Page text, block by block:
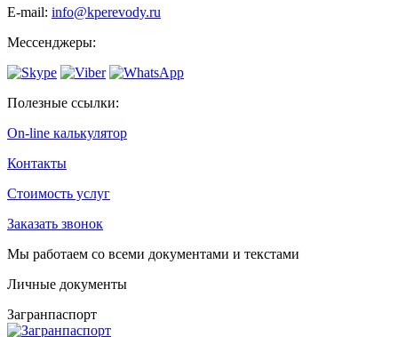
Е-mail: info@kperevody.ru
Мессенджеры:
Полезные ссылки:
On-line калькулятор
Контакты
Стоимость услуг
Заказать звонок
Мы работаем со всеми документами и текстами
Личные документы
Загранпаспорт